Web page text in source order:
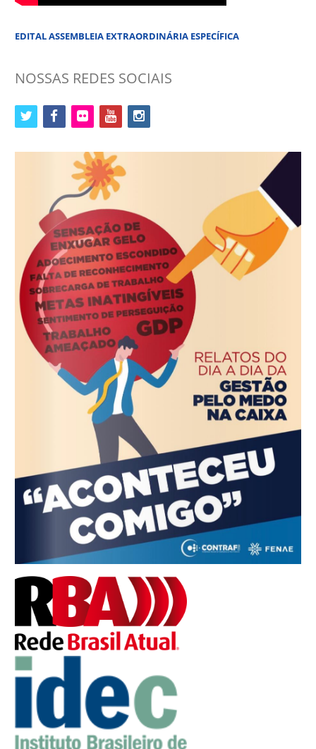
EDITAL ASSEMBLEIA EXTRAORDINÁRIA ESPECÍFICA
NOSSAS REDES SOCIAIS
twitter facebookflickr youtubeinstagram